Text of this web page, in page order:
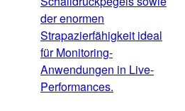
der enormen
Strapazierfähigkeit ideal
für Monitoring-
Anwendungen in Live-
Performances.